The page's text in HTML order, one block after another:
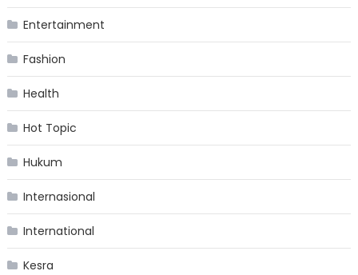
Entertainment
Fashion
Health
Hot Topic
Hukum
Internasional
International
Kesra